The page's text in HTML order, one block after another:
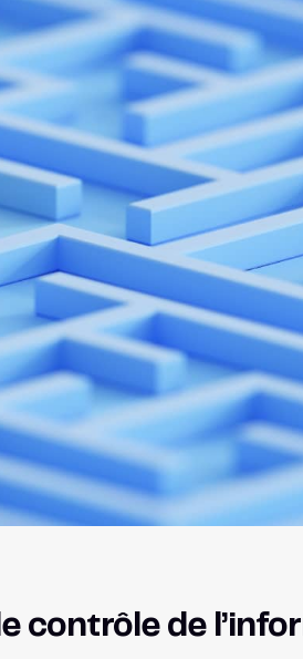
contrôle de